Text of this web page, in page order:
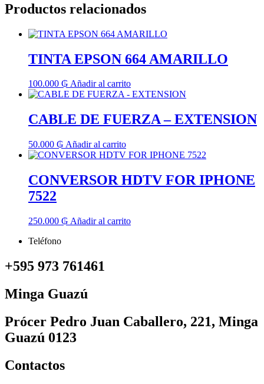
Productos relacionados
TINTA EPSON 664 AMARILLO
100.000 ₲ Añadir al carrito
CABLE DE FUERZA – EXTENSION
50.000 ₲ Añadir al carrito
CONVERSOR HDTV FOR IPHONE
7522
250.000 ₲ Añadir al carrito
Teléfono
+595 973 761461
Minga Guazú
Prócer Pedro Juan Caballero, 221, Minga
Guazú 0123
Contactos